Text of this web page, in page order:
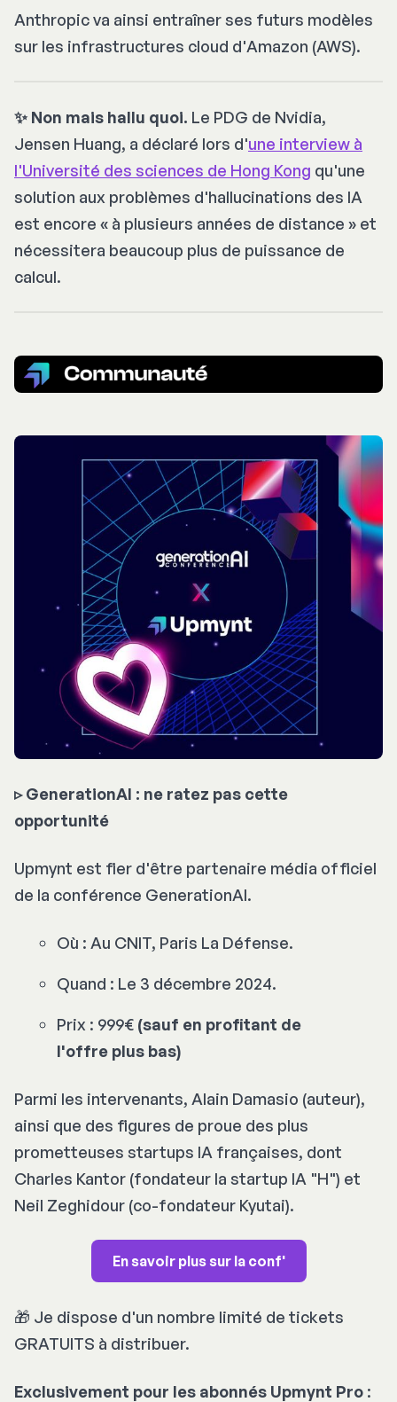
Anthropic va ainsi entraîner ses futurs modèles
sur les infrastructures cloud d'Amazon (AWS).
✨ Non mais hallu quoi. Le PDG de Nvidia,
Jensen Huang, a déclaré lors d'une interview à
l'Université des sciences de Hong Kong qu'une
solution aux problèmes d'hallucinations des IA
est encore « à plusieurs années de distance » et
nécessitera beaucoup plus de puissance de
calcul.
▹ GenerationAI : ne ratez pas cette
opportunité
Upmynt est fier d'être partenaire média officiel
de la conférence GenerationAI.
Où : Au CNIT, Paris La Défense.
Quand : Le 3 décembre 2024.
Prix : 999€ (sauf en profitant de
l'offre plus bas)
Parmi les intervenants, Alain Damasio (auteur),
ainsi que des figures de proue des plus
prometteuses startups IA françaises, dont
Charles Kantor (fondateur la startup IA "H") et
Neil Zeghidour (co-fondateur Kyutai).
En savoir plus sur la conf'
🎁 Je dispose d'un nombre limité de tickets
GRATUITS à distribuer.
Exclusivement pour les abonnés Upmynt Pro :